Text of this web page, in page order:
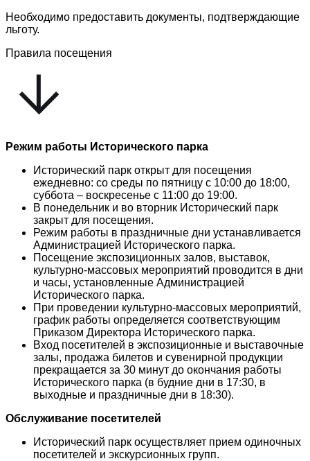
Необходимо предоставить документы, подтверждающие
льготу.
Правила посещения
Режим работы Исторического парка
Исторический парк открыт для посещения
ежедневно: со среды по пятницу с 10:00 до 18:00,
суббота – воскресенье с 11:00 до 19:00.
В понедельник и во вторник Исторический парк
закрыт для посещения.
Режим работы в праздничные дни устанавливается
Администрацией Исторического парка.
Посещение экспозиционных залов, выставок,
культурно-массовых мероприятий проводится в дни
и часы, установленные Администрацией
Исторического парка.
При проведении культурно-массовых мероприятий,
график работы определяется соответствующим
Приказом Директора Исторического парка.
Вход посетителей в экспозиционные и выставочные
залы, продажа билетов и сувенирной продукции
прекращается за 30 минут до окончания работы
Исторического парка (в будние дни в 17:30, в
выходные и праздничные дни в 18:30).
Обслуживание посетителей
Исторический парк осуществляет прием одиночных
посетителей и экскурсионных групп.